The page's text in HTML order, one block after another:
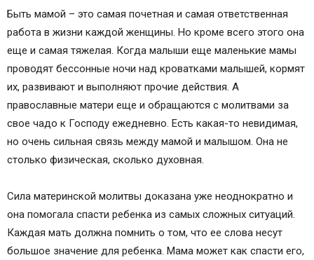
Быть мамой – это самая почетная и самая ответственная
работа в жизни каждой женщины. Но кроме всего этого она
еще и самая тяжелая. Когда малыши еще маленькие мамы
проводят бессонные ночи над кроватками малышей, кормят
их, развивают и выполняют прочие действия. А
православные матери еще и обращаются с молитвами за
свое чадо к Господу ежедневно. Есть какая-то невидимая,
но очень сильная связь между мамой и малышом. Она не
столько физическая, сколько духовная.
Сила материнской молитвы доказана уже неоднократно и
она помогала спасти ребенка из самых сложных ситуаций.
Каждая мать должна помнить о том, что ее слова несут
большое значение для ребенка. Мама может как спасти его,